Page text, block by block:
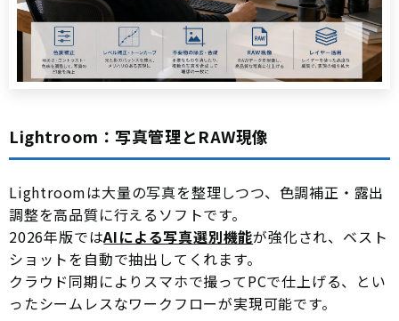
Lightroom：写真管理とRAW現像
Lightroomは大量の写真を整理しつつ、色調補正・露出
調整を高品質に行えるソフトです。
2026年版ではAIによる写真選別機能が強化され、ベスト
ショットを自動で抽出してくれます。
クラウド同期によりスマホで撮ってPCで仕上げる、とい
ったシームレスなワークフローが実現可能です。